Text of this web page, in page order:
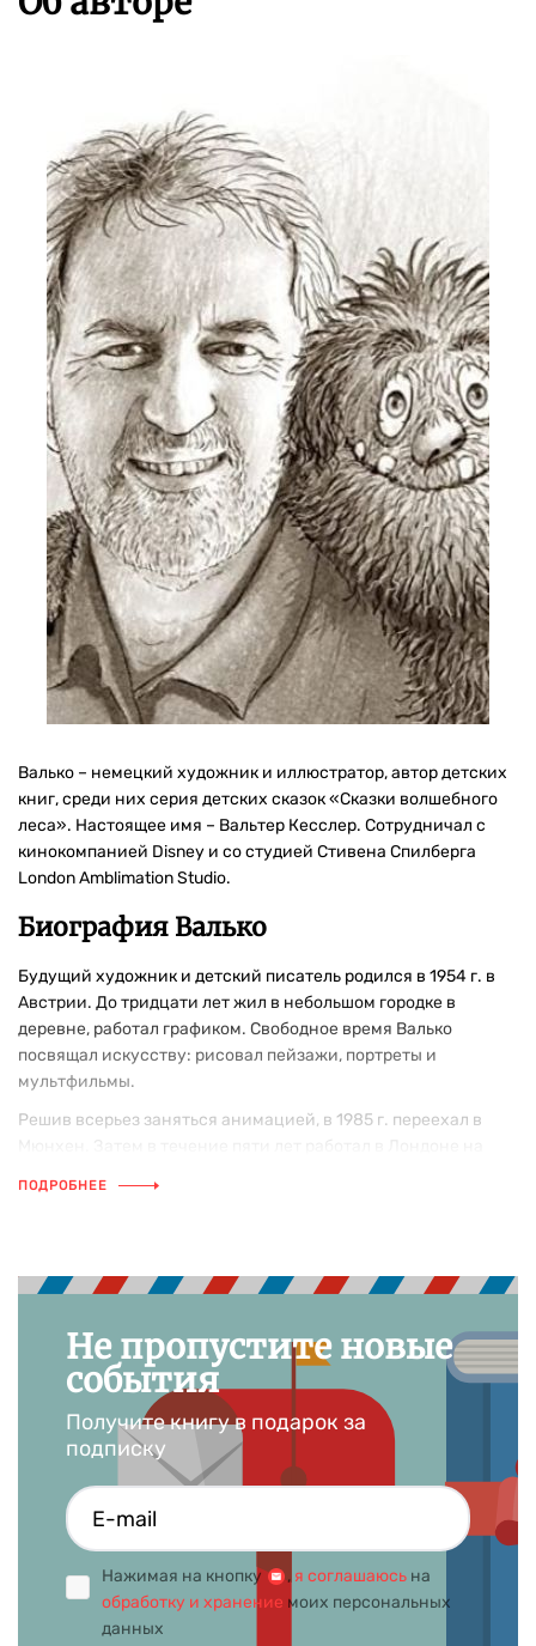
Валько – немецкий художник и иллюстратор, автор детских
книг, среди них серия детских сказок «Сказки волшебного
леса». Настоящее имя – Вальтер Кесслер. Сотрудничал с
кинокомпанией Disney и со студией Стивена Спилберга
London Amblimation Studio.
Биография Валько
Будущий художник и детский писатель родился в 1954 г. в
Австрии. До тридцати лет жил в небольшом городке в
деревне, работал графиком. Свободное время Валько
посвящал искусству: рисовал пейзажи, портреты и
мультфильмы.
Решив всерьез заняться анимацией, в 1985 г. переехал в
принял участие в создании таких мультфильмов, как
Примерно в те же годы Валько понял, что хочет создавать
«О том, что у меня есть талант рассказчика, я узнал по
дороге в детский сад, куда шел с еще маленьким сыном
Максом и легко сочинял для него приключенческие
истории».
Детские книги Валько
В 2007 г. Валько написал две сказки о зайце и медведе
(придуманные когда-то для своего сына) и отправил их
издателям. К счастью, один из них заинтересовался и уже
через год, в 2008 г., была опубликована книга Hase und
ПОДРОБНЕЕ
Не пропустите новые
события
Получите книгу в подарок за
подписку
Нажимая на кнопку , я соглашаюсь на
обработку и хранение моих персональных
данных